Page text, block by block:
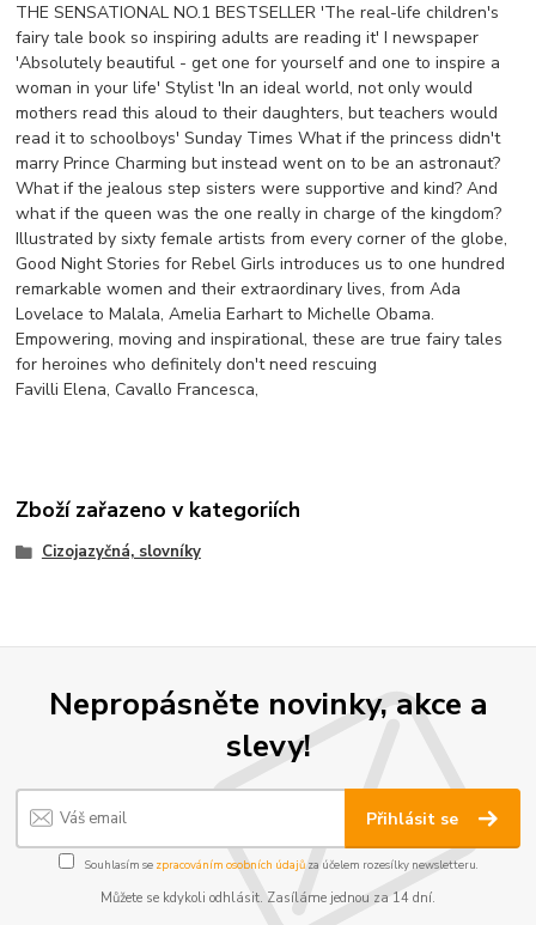
THE SENSATIONAL NO.1 BESTSELLER 'The real-life children's
fairy tale book so inspiring adults are reading it' I newspaper
'Absolutely beautiful - get one for yourself and one to inspire a
woman in your life' Stylist 'In an ideal world, not only would
mothers read this aloud to their daughters, but teachers would
read it to schoolboys' Sunday Times What if the princess didn't
marry Prince Charming but instead went on to be an astronaut?
What if the jealous step sisters were supportive and kind? And
what if the queen was the one really in charge of the kingdom?
Illustrated by sixty female artists from every corner of the globe,
Good Night Stories for Rebel Girls introduces us to one hundred
remarkable women and their extraordinary lives, from Ada
Lovelace to Malala, Amelia Earhart to Michelle Obama.
Empowering, moving and inspirational, these are true fairy tales
for heroines who definitely don't need rescuing
Favilli Elena, Cavallo Francesca,
Zboží zařazeno v kategoriích
Cizojazyčná, slovníky
Nepropásněte novinky, akce a
slevy!
Přihlásit se
Souhlasím se zpracováním osobních údajůza účelem rozesílky newsletteru.
Můžete se kdykoli odhlásit. Zasíláme jednou za 14 dní.